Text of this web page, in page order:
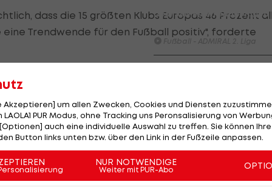
dem SKN einen endgültigen
SKN St. Pölten - Young
Austria Wien
Fußball - ADMIRAL 2. Liga
Highlights: Munteres Hin und
Her geht an Wels
dass die 15 größten Klubs Europas 46 Prozent
Trendwende für den Fußball positiv", forderte
noch offen - schließlich besteht die Möglichkeit,
starke Vereine die schwierige Phase
"Man muss unterscheiden zwischen Clubs, die einen
haben, und jenen, bei denen die Kalkulation relativ
ausfallen, kann ich mir schon vorstellen, dass
dass die nationalen Meisterschaften finalisiert
Akzeptieren] um allen Zwecken, Cookies und Diensten
PUR Modus, ohne Tracking uns Peronsalisierung von
auch eine individuelle Auswahl zu treffen. Sie können
Button links unten bzw. über den Link in der Fußzeile anpassen.
NUR NOTWENDIGE
Weiter mit PUR-Abo